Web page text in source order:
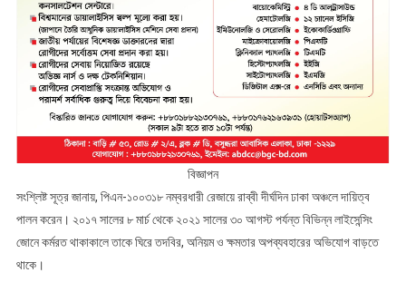
বিজ্ঞাপন
সংশ্লিষ্ট সূত্র জানায়, পিএন-১০০৩১৮ নম্বরধারী রেজায়ে রাব্বী দীর্ঘদিন ঢাকা অঞ্চলে দায়িত্ব
পালন করেন। ২০১৭ সালের ৮ মার্চ থেকে ২০২১ সালের ৩০ আগস্ট পর্যন্ত বিভিন্ন লাইসেন্সিং
জোনে কর্মরত থাকাকালে তাকে ঘিরে তদবির, অনিয়ম ও ক্ষমতার অপব্যবহারের অভিযোগ বাড়তে
থাকে।